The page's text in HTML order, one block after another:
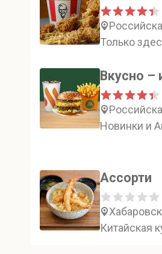
Только
Вкусно –
Новинки и
Ассорти
Китайская